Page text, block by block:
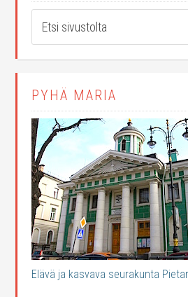
PYHÄ MARIA
Elävä ja kasvava seurakunta